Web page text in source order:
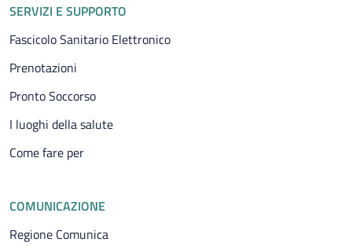
SERVIZI E SUPPORTO
Fascicolo Sanitario Elettronico
Prenotazioni
Pronto Soccorso
I luoghi della salute
Come fare per
COMUNICAZIONE
Regione Comunica